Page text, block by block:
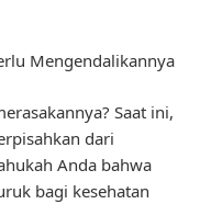
Mengendalikannya
Saat ini,
dari
Anda bahwa
bagi kesehatan